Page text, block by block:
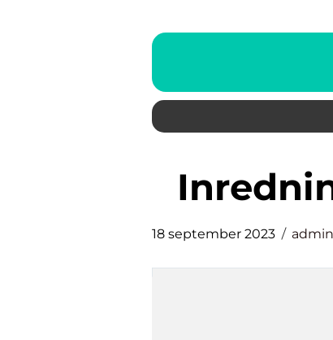
18 september 2023 admin